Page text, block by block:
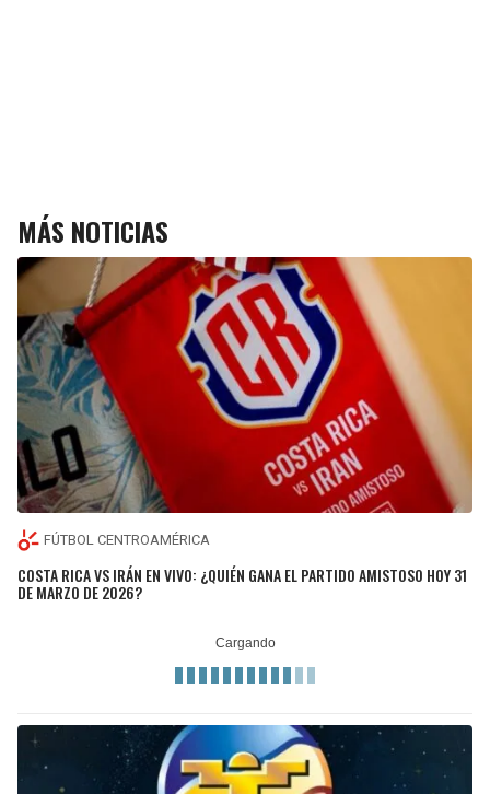
MÁS NOTICIAS
FÚTBOL CENTROAMÉRICA
COSTA RICA VS IRÁN EN VIVO: ¿QUIÉN GANA EL PARTIDO AMISTOSO HOY 31
DE MARZO DE 2026?